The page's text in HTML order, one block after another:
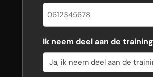
Ik neem deel aan de training